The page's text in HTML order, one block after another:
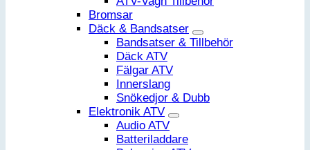
Bromsar
Däck & Bandsatser
Bandsatser & Tillbehör
Däck ATV
Fälgar ATV
Innerslang
Snökedjor & Dubb
Elektronik ATV
Audio ATV
Batteriladdare